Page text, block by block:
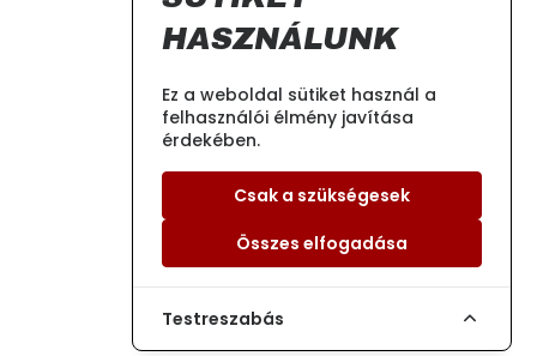
HASZNÁLUNK
Ez a weboldal sütiket használ a
felhasználói élmény javítása
érdekében.
Csak a szükségesek
Összes elfogadása
Testreszabás